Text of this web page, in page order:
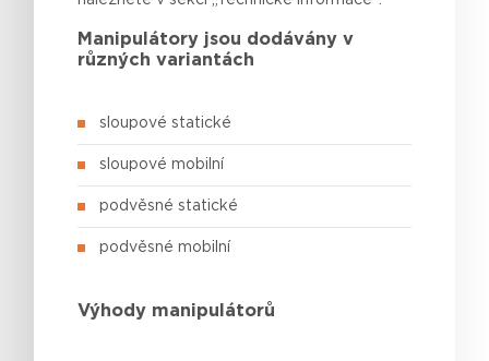
Manipulátory jsou dodávány v
různých variantách
sloupové statické
sloupové mobilní
podvěsné statické
podvěsné mobilní
Výhody manipulátorů